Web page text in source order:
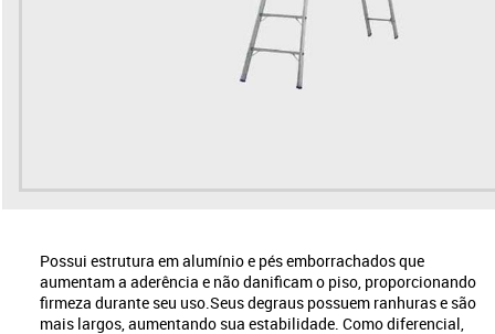
Possui estrutura em alumínio e pés emborrachados que
aumentam a aderência e não danificam o piso, proporcionando
firmeza durante seu uso.Seus degraus possuem ranhuras e são
mais largos, aumentando sua estabilidade. Como diferencial,